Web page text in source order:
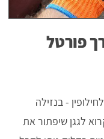
פורטל
- בנזילה
לגגן שיפתור את